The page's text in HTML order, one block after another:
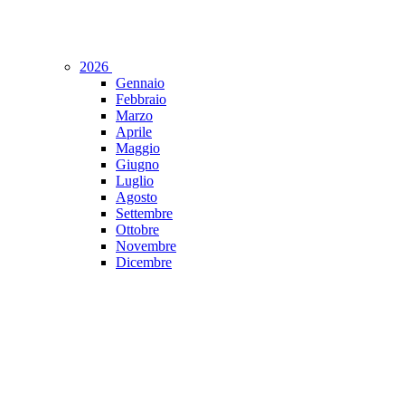
2026
Gennaio
Febbraio
Marzo
Aprile
Maggio
Giugno
Luglio
Agosto
Settembre
Ottobre
Novembre
Dicembre